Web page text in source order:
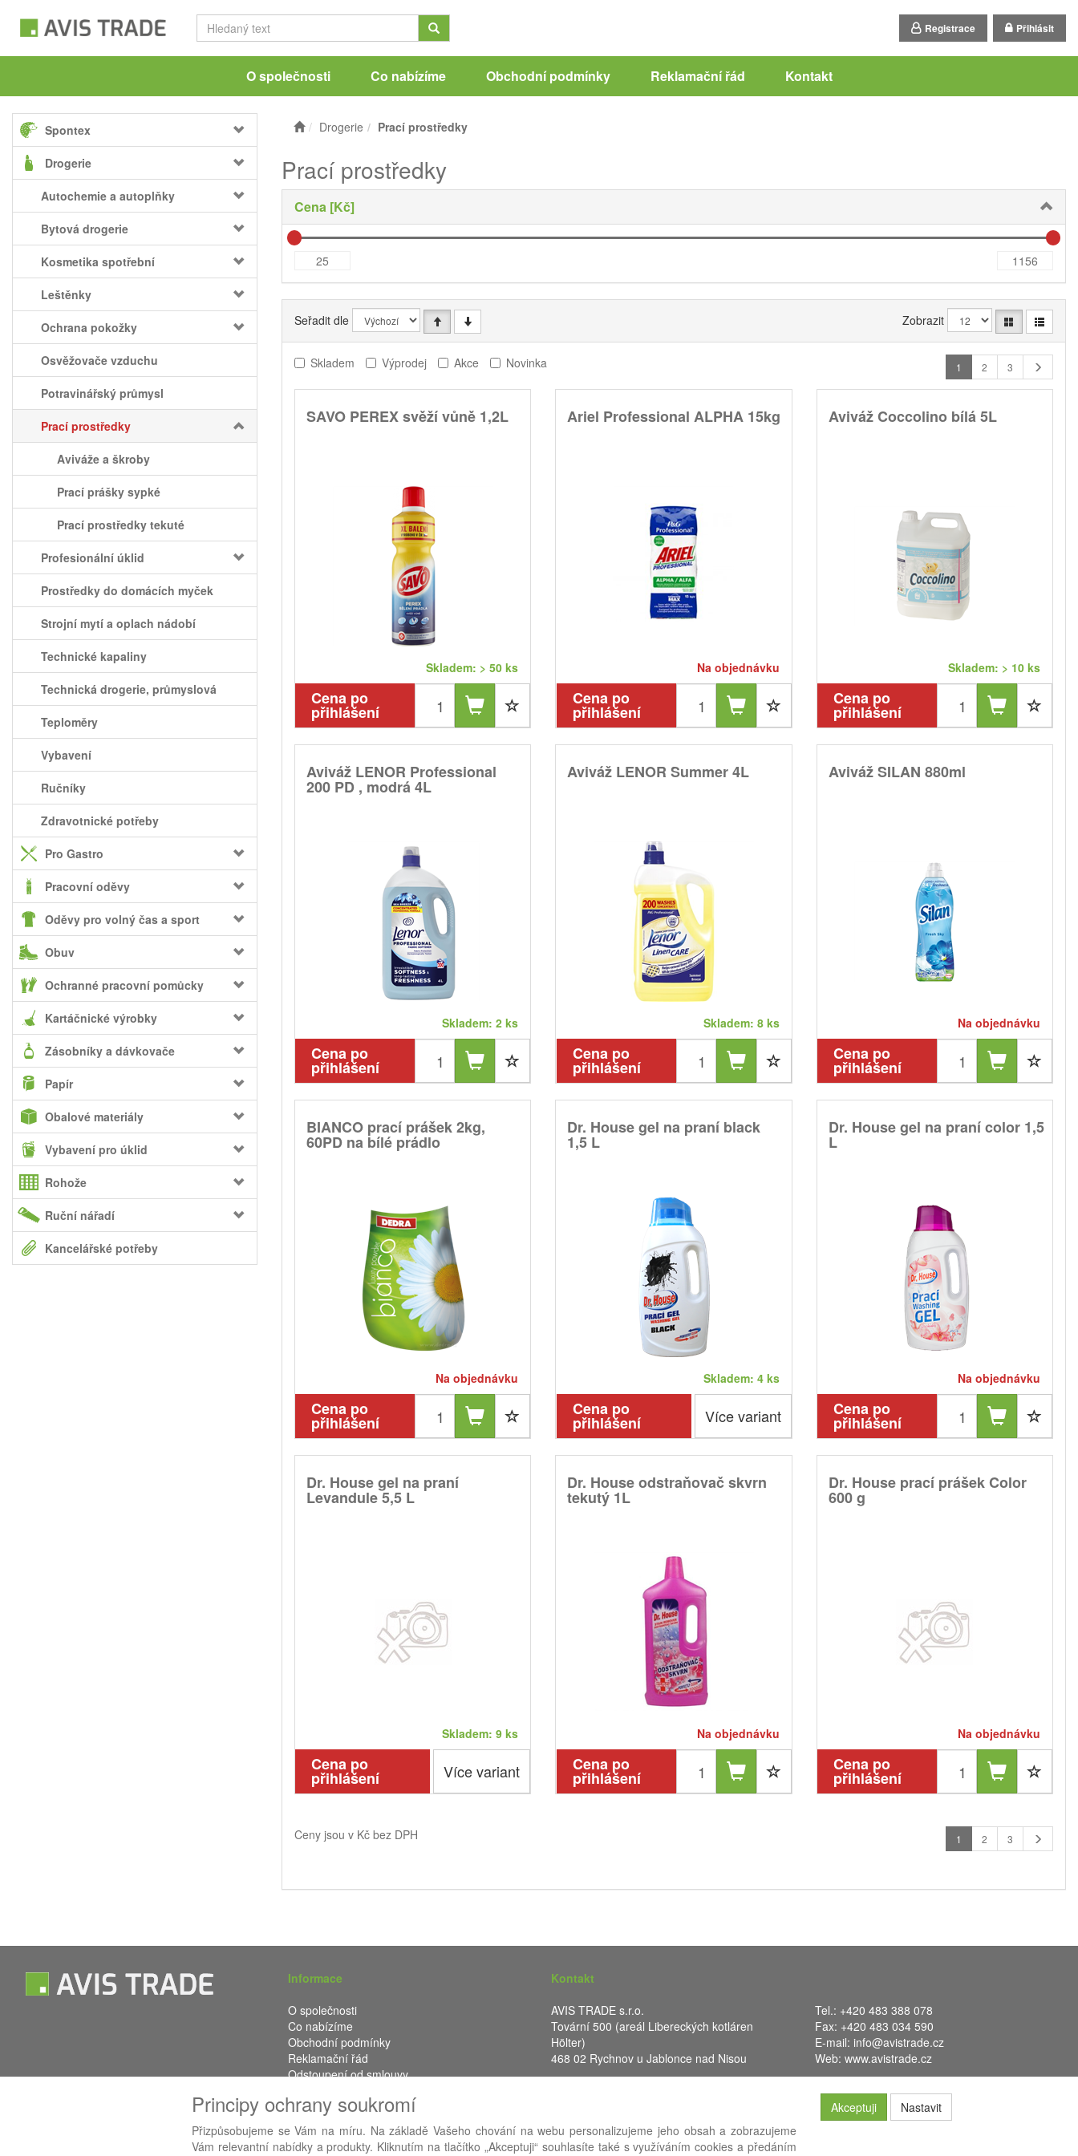
Registrace Přihlásit
O společnosti Co nabízíme Obchodní podmínky Reklamační řád Kontakt
Spontex
Drogerie
Autochemie a autoplňky
Bytová drogerie
Kosmetika spotřební
Leštěnky
Ochrana pokožky
Osvěžovače vzduchu
Potravinářský průmysl
Prací prostředky
Aviváže a škroby
Prací prášky sypké
Prací prostředky tekuté
Profesionální úklid
Prostředky do domácích myček
Strojní mytí a oplach nádobí
Technické kapaliny
Technická drogerie, průmyslová
Teploměry
Vybavení
Ručníky
Zdravotnické potřeby
Pro Gastro
Pracovní oděvy
Oděvy pro volný čas a sport
Obuv
Ochranné pracovní pomůcky
Kartáčnické výrobky
Zásobníky a dávkovače
Papír
Obalové materiály
Vybavení pro úklid
Rohože
Ruční nářadí
Kancelářské potřeby
Drogerie Prací prostředky
Prací prostředky
Cena [Kč]
Seřadit dle Zobrazit
Skladem Výprodej Akce Novinka 1 2 3
SAVO PEREX svěží vůně 1,2L
Skladem: > 50 ks
Cena po
přihlášení
Ariel Professional ALPHA 15kg
Na objednávku
Cena po
přihlášení
Aviváž Coccolino bílá 5L
Skladem: > 10 ks
Cena po
přihlášení
Aviváž LENOR Professional
200 PD , modrá 4L
Skladem: 2 ks
Cena po
přihlášení
Aviváž LENOR Summer 4L
Skladem: 8 ks
Cena po
přihlášení
Aviváž SILAN 880ml
Na objednávku
Cena po
přihlášení
BIANCO prací prášek 2kg,
60PD na bílé prádlo
Na objednávku
Cena po
přihlášení
Dr. House gel na praní black
1,5 L
Skladem: 4 ks
Cena po
přihlášení Více variant
Dr. House gel na praní color 1,5
L
Na objednávku
Cena po
přihlášení
Dr. House gel na praní
Levandule 5,5 L
Skladem: 9 ks
Cena po
přihlášení Více variant
Dr. House odstraňovač skvrn
tekutý 1L
Na objednávku
Cena po
přihlášení
Dr. House prací prášek Color
600 g
Na objednávku
Cena po
přihlášení
Ceny jsou v Kč bez DPH 1 2 3
Informace
O společnosti
Co nabízíme
Obchodní podmínky
Reklamační řád
Odstoupení od smlouvy
Kontakt
AVIS TRADE s.r.o.
Tovární 500 (areál Libereckých kotláren
Hölter)
468 02 Rychnov u Jablonce nad Nisou
Tel.: +420 483 388 078
Fax: +420 483 034 590
E-mail: info@avistrade.cz
Web: www.avistrade.cz
Principy ochrany soukromí
Přizpůsobujeme se Vám na míru. Na základě Vašeho chování na webu personalizujeme jeho obsah a zobrazujeme
Vám relevantní nabídky a produkty. Kliknutím na tlačítko „Akceptuji“ souhlasíte také s využíváním cookies a předáním
Akceptuji Nastavit